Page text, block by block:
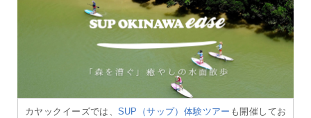
カヤックイーズでは、SUP（サップ）体験ツアー も開催してお